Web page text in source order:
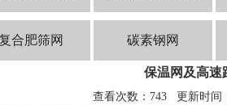
合肥筛网 碳素钢网
保温网及高速
查看次数：743 更新时间